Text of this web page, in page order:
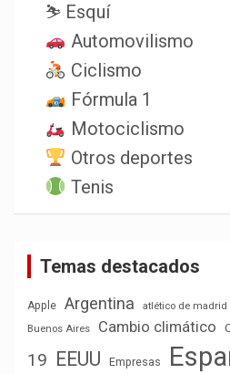
⛷️ Esquí
Automovilismo
Ciclismo
Fórmula 1
Motociclismo
Otros deportes
Tenis
Temas destacados
Apple Argentina atlético de madrid
Buenos Aires
Cambio climático
19
EEUU Empresas